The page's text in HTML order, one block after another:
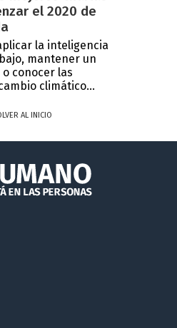
el 2020 de
la inteligencia
mantener un
conocer las
climático...
AL INICIO